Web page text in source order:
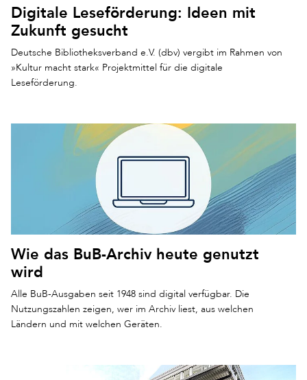
Digitale Leseförderung: Ideen mit
Zukunft gesucht
Deutsche Bibliotheksverband e.V. (dbv) vergibt im Rahmen von
»Kultur macht stark« Projektmittel für die digitale
Leseförderung.
Wie das BuB-Archiv heute genutzt
wird
Alle BuB-Ausgaben seit 1948 sind digital verfügbar. Die
Nutzungszahlen zeigen, wer im Archiv liest, aus welchen
Ländern und mit welchen Geräten.